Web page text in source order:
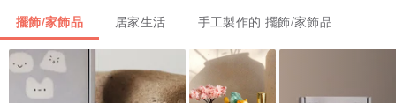
重 量 : 約205公克
注意事項
因本產品為天然木質紋理, 與網站上的商品圖像將略有不同, 在此告知
擺飾/家飾品 居家生活 手工製作的 擺飾/家飾品